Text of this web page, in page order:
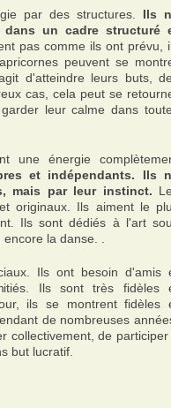
par des structures. Ils
un cadre structuré
pas comme ils ont prévu,
peuvent se
d'atteindre leurs buts,
cas, cela peut se
leur calme dans
une énergie
et indépendants. Ils
mais par leur instinct.
originaux. Ils aiment le
Ils sont dédiés à l'art
la danse. .
Ils ont besoin d'amis
Ils sont très fidèles
ils se montrent fidèles
de nombreuses
collectivement, de participer
but lucratif.